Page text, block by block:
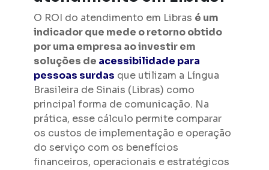
O ROI do atendimento em Libras é um
indicador que mede o retorno obtido
por uma empresa ao investir em
soluções de acessibilidade para
pessoas surdas que utilizam a Língua
Brasileira de Sinais (Libras) como
principal forma de comunicação. Na
prática, esse cálculo permite comparar
os custos de implementação e operação
do serviço com os benefícios
financeiros, operacionais e estratégicos